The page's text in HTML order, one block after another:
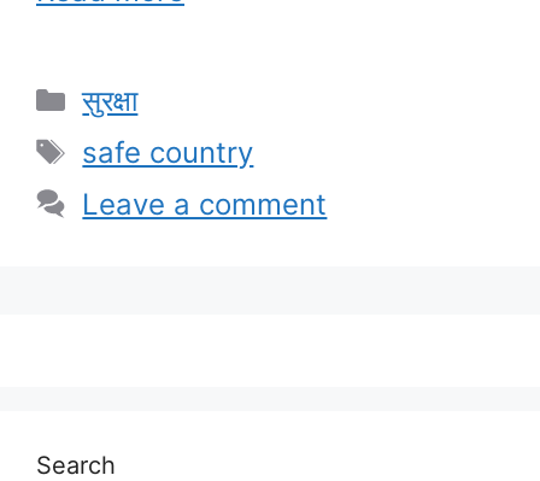
Categories
सुरक्षा
Tags
safe country
Leave a comment
Search